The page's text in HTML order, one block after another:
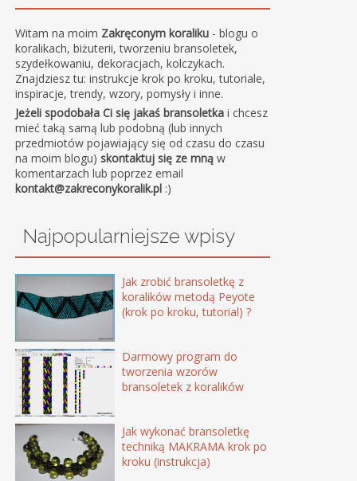
Witam na moim Zakręconym koraliku - blogu o
koralikach, biżuterii, tworzeniu bransoletek,
szydełkowaniu, dekoracjach, kolczykach.
Znajdziesz tu: instrukcje krok po kroku, tutoriale,
inspiracje, trendy, wzory, pomysły i inne.
Jeżeli spodobała Ci się jakaś bransoletka i chcesz
mieć taką samą lub podobną (lub innych
przedmiotów pojawiający się od czasu do czasu
na moim blogu)skontaktuj się ze mną w
komentarzach lub poprzez email
kontakt@zakreconykoralik.pl :)
Najpopularniejsze wpisy
Jak zrobić bransoletkę z
koralików metodą Peyote
(krok po kroku, tutorial) ?
Darmowy program do
tworzenia wzorów
bransoletek z koralików
Jak wykonać bransoletkę
techniką MAKRAMA krok po
kroku (instrukcja)